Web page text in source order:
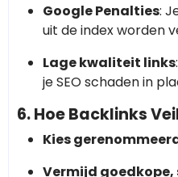
Google Penalties:
uit de index worden
Lage kwaliteit links
je SEO schaden in
6. Hoe Backlinks
Kies
Vermijd